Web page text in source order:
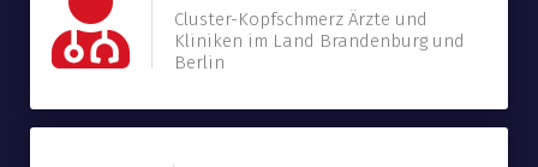
Cluster-Kopfschmerz Ärzte und
Kliniken im Land Brandenburg und
Berlin